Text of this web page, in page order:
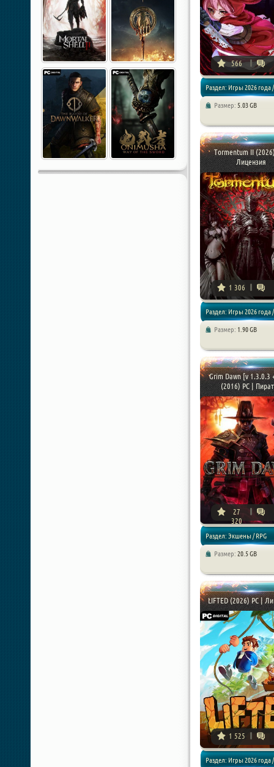
566
Раздел: Игры 2026 года /
Размер: 5.03 GB
Tormentum II
Лицензия
1 306
Раздел: Игры 2026 года /
Размер: 1.90 GB
Grim Dawn [v 1.3.0.3
(2016) PC |
27
320
Раздел: Экшены / RPG
Размер: 20.5 GB
LIFTED (2026) PC |
1 525
Раздел: Игры 2026 года /